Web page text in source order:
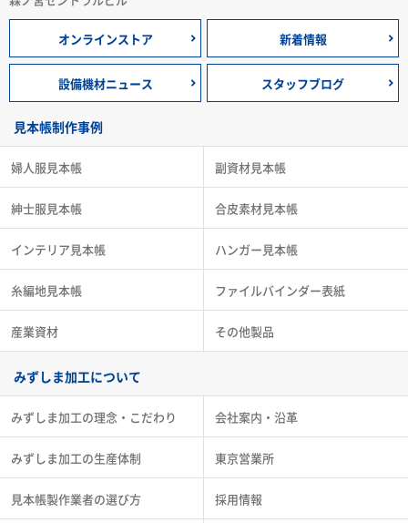
オンラインストア 新着情報
設備機材ニュース スタッフブログ
見本帳制作事例
婦人服見本帳
紳士服見本帳
インテリア見本帳
糸編地見本帳
産業資材
副資材見本帳
合皮素材見本帳
ハンガー見本帳
ファイルバインダー表紙
その他製品
みずしま加工について
みずしま加工の理念・こだわり
みずしま加工の生産体制
見本帳製作業者の選び方
会社案内・沿革
東京営業所
採用情報